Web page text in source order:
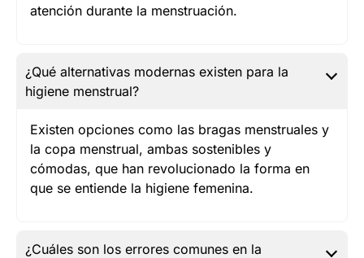
atención durante la menstruación.
¿Qué alternativas modernas existen para la
higiene menstrual?
Existen opciones como las bragas menstruales y
la copa menstrual, ambas sostenibles y
cómodas, que han revolucionado la forma en
que se entiende la higiene femenina.
¿Cuáles son los errores comunes en la